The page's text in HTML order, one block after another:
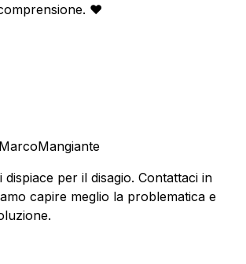
❤️
per il disagio. Contattaci in
capire meglio la problematica e